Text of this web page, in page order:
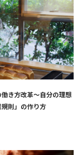
働き方改革～自分の理想
則」の作り方